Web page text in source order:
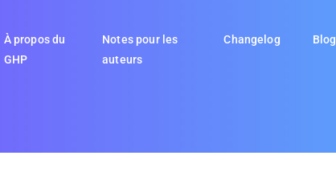
À propos du
GHP
Notes pour les
auteurs
Changelog Blog